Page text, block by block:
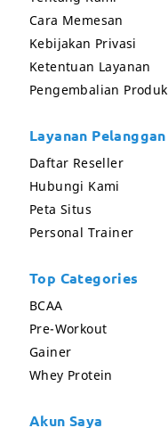
Cara Memesan
Kebijakan Privasi
Ketentuan Layanan
Pengembalian Produk
Layanan Pelanggan
Daftar Reseller
Hubungi Kami
Peta Situs
Personal Trainer
Top Categories
BCAA
Pre-Workout
Gainer
Whey Protein
Akun Saya